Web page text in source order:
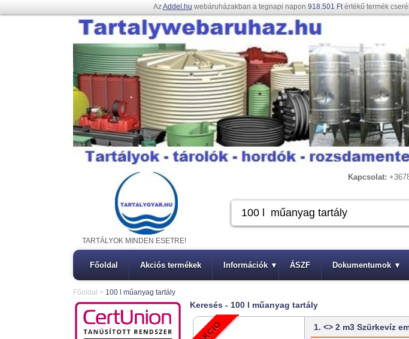
AzAddel.hu webáruházakban a tegnapi napon 918.501 Ftértékű termék
Kapcsolat:
TARTÁLYOK MINDEN ESETRE!
Főoldal Akciós termékek Információk ▾ ÁSZF Dokumentumok ▾
Főoldal > 100 l műanyag tartály
Keresés - 100 l műanyag tartály
1. <> 2 m3 Szürkevíz